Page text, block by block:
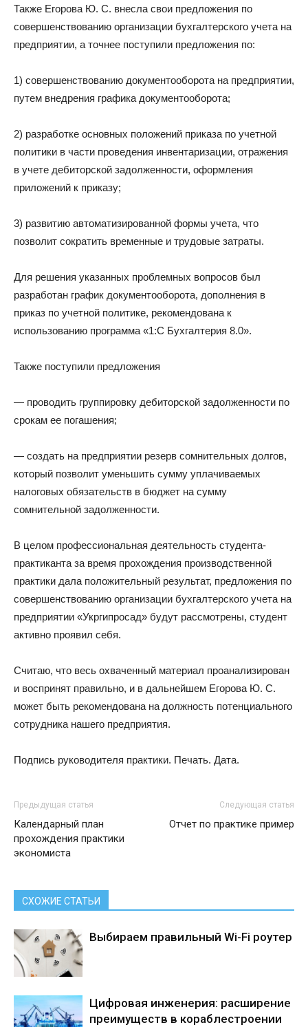
Также Егорова Ю. С. внесла свои предложения по
совершенствованию организации бухгалтерского учета на
предприятии, а точнее поступили предложения по:
1) совершенствованию документооборота на предприятии,
путем внедрения графика документооборота;
2) разработке основных положений приказа по учетной
политики в части проведения инвентаризации, отражения
в учете дебиторской задолженности, оформления
приложений к приказу;
3) развитию автоматизированной формы учета, что
позволит сократить временные и трудовые затраты.
Для решения указанных проблемных вопросов был
разработан график документооборота, дополнения в
приказ по учетной политике, рекомендована к
использованию программа «1:С Бухгалтерия 8.0».
Также поступили предложения
— проводить группировку дебиторской задолженности по
срокам ее погашения;
— создать на предприятии резерв сомнительных долгов,
который позволит уменьшить сумму уплачиваемых
налоговых обязательств в бюджет на сумму
сомнительной задолженности.
В целом профессиональная деятельность студента-
практиканта за время прохождения производственной
практики дала положительный результат, предложения по
совершенствованию организации бухгалтерского учета на
предприятии «Укргипросад» будут рассмотрены, студент
активно проявил себя.
Считаю, что весь охваченный материал проанализирован
и воспринят правильно, и в дальнейшем Егорова Ю. С.
может быть рекомендована на должность потенциального
сотрудника нашего предприятия.
Подпись руководителя практики. Печать. Дата.
Предыдущая статья
Календарный план
прохождения практики
экономиста
Следующая статья
Отчет по практике пример
СХОЖИЕ СТАТЬИ
Выбираем правильный Wi-Fi роутер
Цифровая инженерия: расширение
преимуществ в кораблестроении